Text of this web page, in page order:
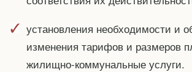
установления необходимости и
изменения тарифов и размеров
жилищно-коммунальные услуги.